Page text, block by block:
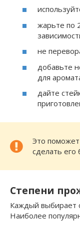
жарьте по
не
добавьте
для
дайте
Это поможет
сделать его
Степени
Каждый выбирает
Наиболее